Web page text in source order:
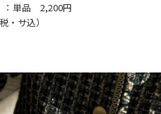
：単品 2,200円
・サ込）